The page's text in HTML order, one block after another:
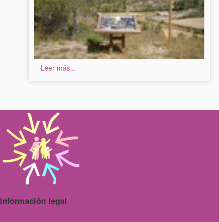
Leer más...
Información legal